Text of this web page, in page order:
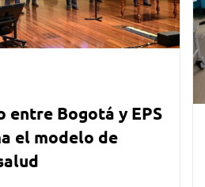
entre Bogotá y EPS
el modelo de